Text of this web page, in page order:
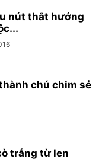
nút thắt hướng
chú chim sẻ
trắng từ len